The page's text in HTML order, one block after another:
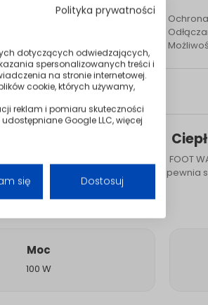
Polityka prywatności
dotyczących odwiedzających,
spersonalizowanych treści i
na stronie internetowej.
cookie, których używamy,
reklam i pomiaru skuteczności
Google LLC, więcej
się Dostosuj
40–65°C
FOOT
zapewnia
Moc
100 W